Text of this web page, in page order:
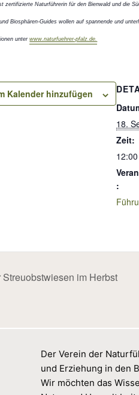
zertifizierte Naturführerin für den Bienwald und die
Biosphären-Guides wollen auf spannende und
unterwww.naturfuehrer-pfalz.de.
Kalender hinzufügen
18.
Zeit:
:
im Herbst
Der Verein der
und Erziehung in den
Wir möchten das